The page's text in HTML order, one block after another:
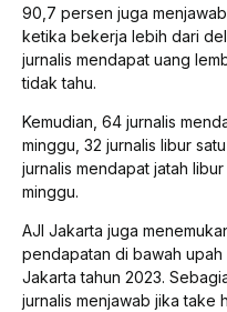
90,7 persen juga
ketika bekerja lebih dari
jurnalis mendapat uang
tidak tahu.
Kemudian, 64 jurnalis
minggu, 32 jurnalis libur
jurnalis mendapat jatah
minggu.
AJI Jakarta juga
pendapatan di bawah upah
Jakarta tahun 2023.
jurnalis menjawab jika take